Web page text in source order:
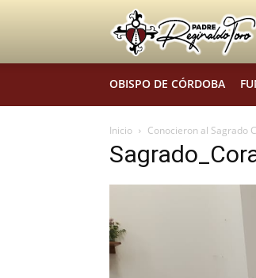
OBISPO DE CÓRDOBA
Inicio Conocieron al Sagrado